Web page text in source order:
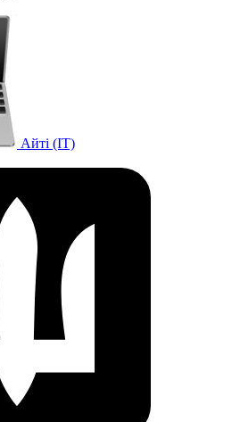
Айті (IT)